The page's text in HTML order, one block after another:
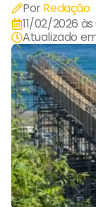
Por Redação
11/02/2026
Atualizado